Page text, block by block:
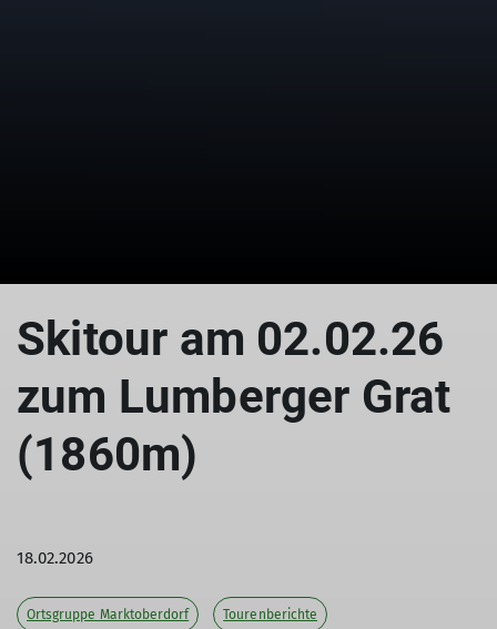
Skitour am 02.02.26
zum Lumberger Grat
(1860m)
18.02.2026
Ortsgruppe Marktoberdorf Tourenberichte